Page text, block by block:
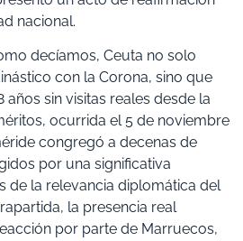
nacional.
decíamos, Ceuta no solo
con la Corona, sino que
sin visitas reales desde la
ocurrida el 5 de noviembre
congregó a decenas de
por una significativa
de la relevancia diplomática del
la presencia real
por parte de Marruecos,